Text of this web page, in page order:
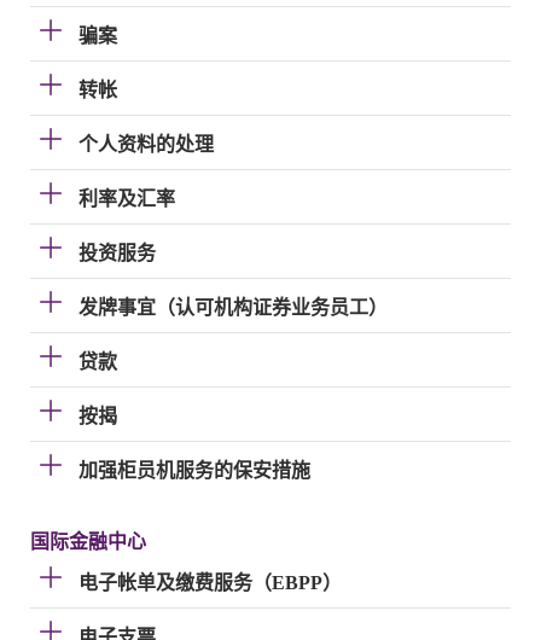
骗案
转帐
个人资料的处理
利率及汇率
投资服务
发牌事宜（认可机构证券业务员工）
贷款
按揭
加强柜员机服务的保安措施
国际金融中心
电子帐单及缴费服务（EBPP）